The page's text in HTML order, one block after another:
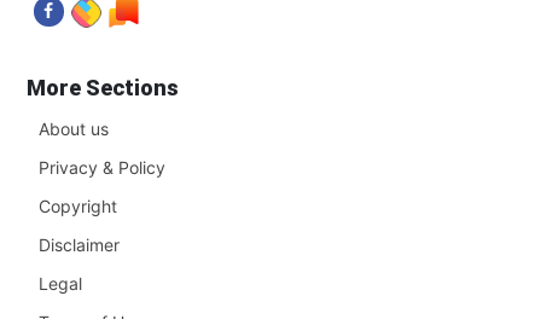
More Sections
About us
Privacy & Policy
Copyright
Disclaimer
Legal